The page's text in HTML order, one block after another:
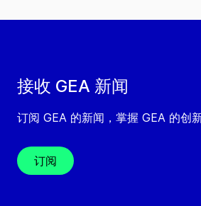
接收 GEA 新闻
订阅 GEA 的新闻，掌握 GEA 的创
订阅